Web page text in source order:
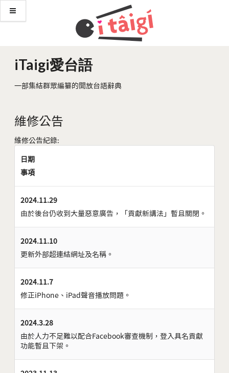
iTaigi愛台語
一部集結群眾編纂的開放台語辭典
維修公告
維修公告紀錄:
日期
事項
2024.11.29
由於後台仍收到大量惡意廣告，「貢獻新講法」暫且關閉。
2024.11.10
更新外部超連結網址及名稱。
2024.11.7
修正iPhone、iPad聲音播放問題。
2024.3.28
由於人力不足難以配合Facebook審查機制，登入具名貢獻
功能暫且下架。